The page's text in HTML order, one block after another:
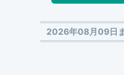
2026年08月09日